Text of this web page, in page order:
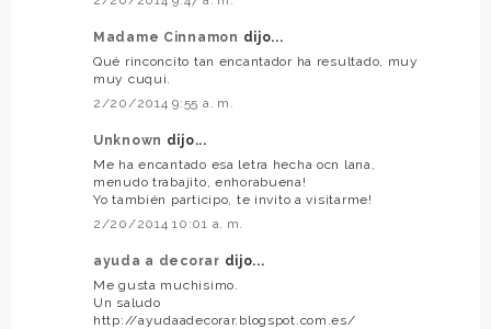
Madame Cinnamon dijo...
Qué rinconcito tan encantador ha resultado, muy
muy cuqui.
2/20/2014 9:55 a. m.
Unknown dijo...
Me ha encantado esa letra hecha ocn lana,
menudo trabajito, enhorabuena!
Yo también participo, te invito a visitarme!
2/20/2014 10:01 a. m.
ayuda a decorar dijo...
Me gusta muchisimo.
Un saludo
http://ayudaadecorar.blogspot.com.es/